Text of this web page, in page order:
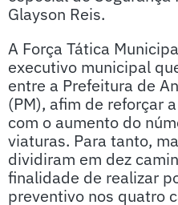
Glayson Reis.
A Força Tática
executivo municipal
entre a Prefeitura de
(PM), afim de reforçar
com o aumento do
viaturas. Para tanto,
dividiram em dez
finalidade de realizar
preventivo nos quatro